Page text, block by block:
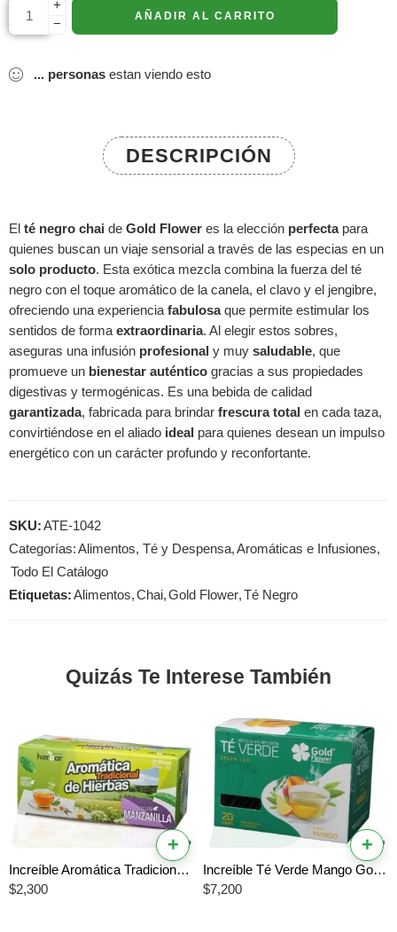
+
−
AÑADIR AL CARRITO
... personas estan viendo esto
DESCRIPCIÓN
El té negro chai de Gold Flower es la elección perfectapara
quienes buscan un viaje sensorial a través de las especias en un
solo producto. Esta exótica mezcla combina la fuerza del té
negro con el toque aromático de la canela, el clavo y el jengibre,
ofreciendo una experiencia fabulosaque permite estimular los
sentidos de forma extraordinaria. Al elegir estos sobres,
aseguras una infusión profesional y muy saludable, que
promueve un bienestar auténtico gracias a sus propiedades
digestivas y termogénicas. Es una bebida de calidad
garantizada, fabricada para brindar frescura total en cada taza,
convirtiéndose en el aliado ideal para quienes desean un impulso
energético con un carácter profundo y reconfortante.
SKU:ATE-1042
Categorías:Alimentos, Té y Despensa,Aromáticas e Infusiones,
Todo El Catálogo
Etiquetas:Alimentos,Chai,Gold Flower,Té Negro
Quizás Te Interese También
+
Increíble Aromática Tradicional de Manzanilla Herbar – El Mejor Sabor Único y Relajante
$2,300
+
Increíble Té Verde Mango Gold Flower – El Mejor Impulso Saludable y Tropical
$7,200